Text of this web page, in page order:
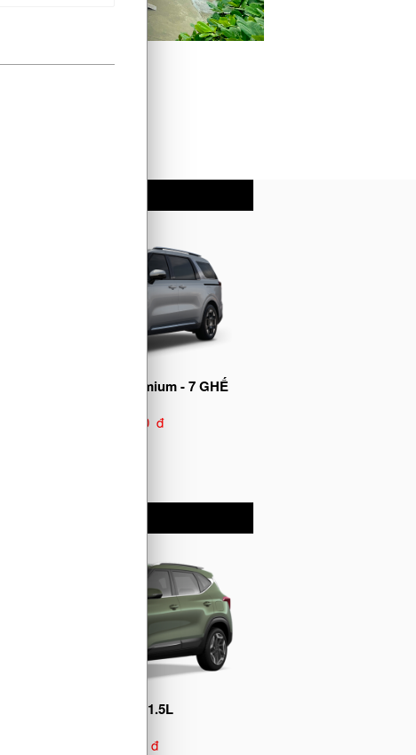
New Carnival 2.2D Premium - 7 GHẾ
1.499.000.000 đ
KIA Seltos AT 1.5L
579.000.000 đ